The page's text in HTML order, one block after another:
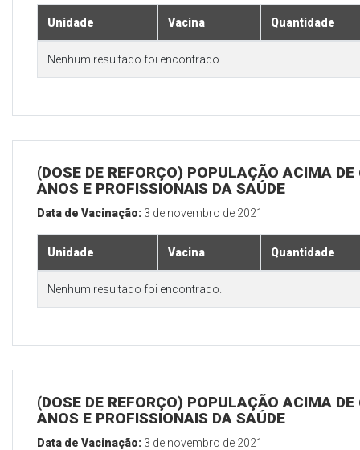
Unidade Vacina Quantidade
Nenhum resultado foi encontrado.
(DOSE DE REFORÇO) POPULAÇÃO ACIMA DE
ANOS E PROFISSIONAIS DA SAÚDE
Data de Vacinação: 3 de novembro de 2021
Unidade Vacina Quantidade
Nenhum resultado foi encontrado.
(DOSE DE REFORÇO) POPULAÇÃO ACIMA DE
ANOS E PROFISSIONAIS DA SAÚDE
Data de Vacinação: 3 de novembro de 2021